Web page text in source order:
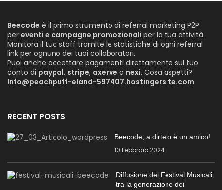
Beecode è il primo strumento di referral marketing P2P
per eventi e campagne promozionali per la tua attività.
Monitora il tuo staff tramite le statistiche di ogni referral
link per ognuno dei tuoi collaboratori.
Puoi anche accettare pagamenti direttamente sul tuo
conto di paypal, stripe, axerve o nexi. Cosa aspetti?
Info@peachpuff-eland-597407.hostingersite.com
RECENT POSTS
Beecode, a dirtelo è un amico!
10 Febbraio 2024
Diffusione dei Festival Musicali
tra la generazione dei